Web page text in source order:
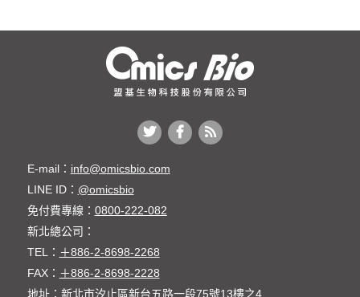
E-mail： info@omicsbio.com
LINE ID： @omicsbio
免付費專線： 0800-222-082
新北總公司：
TEL： ＋886-2-8698-2268
FAX： ＋886-2-8698-2228
地址： 新北市汐止區新台五路一段75號13樓之4